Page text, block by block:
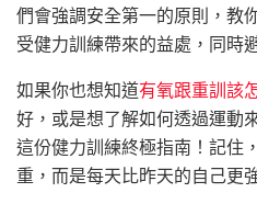
們會強調安全第一的原則，教
受健力訓練帶來的益處，同時
如果你也想知道有氧跟重訓該
好，或是想了解如何透過運動
這份健力訓練終極指南！記住
重，而是每天比昨天的自己更